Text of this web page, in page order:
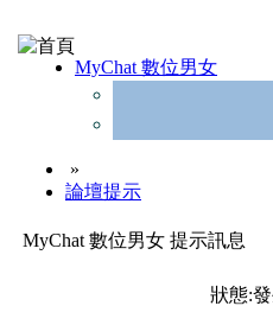
MyChat 數位男女
»
論壇提示
MyChat 數位男女 提示訊息
狀態: